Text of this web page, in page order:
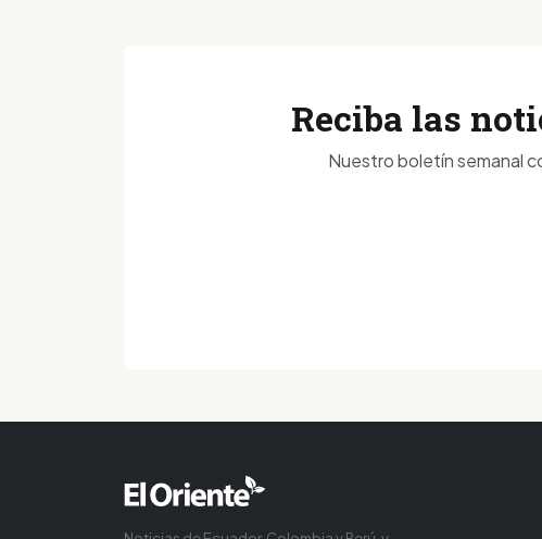
Reciba las
Nuestro boletín semanal